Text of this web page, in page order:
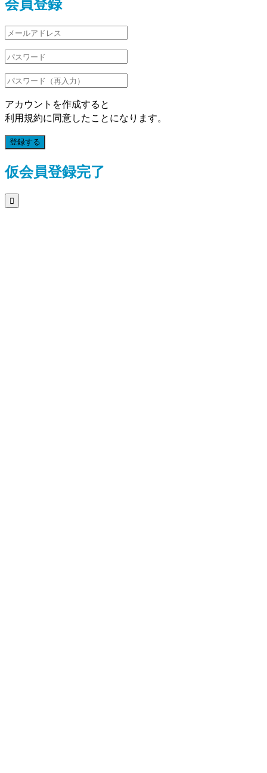
アカウントを作成すると
利用規約に同意したことになります。
登録する
仮会員登録完了
